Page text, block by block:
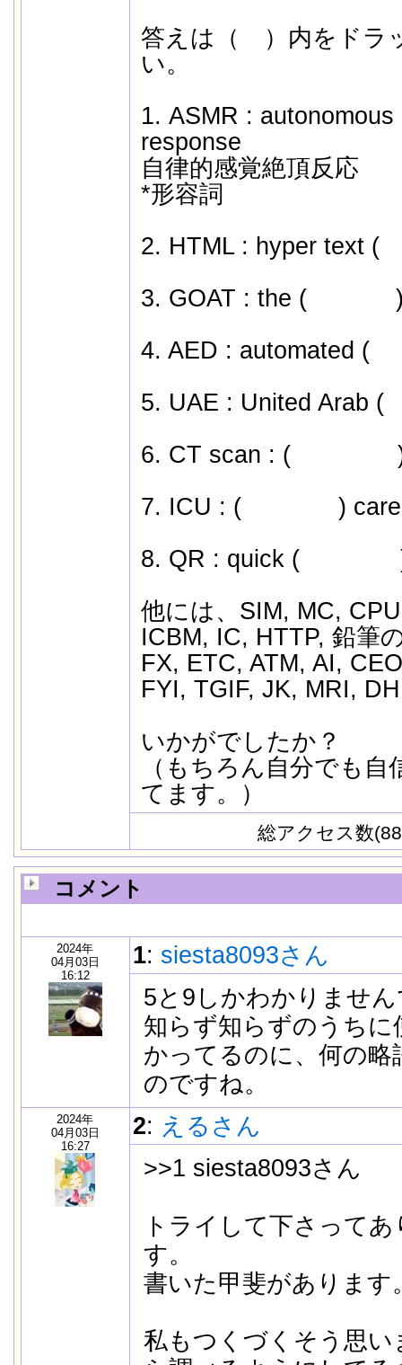
答えは（ ）内をドラ
い。
1. ASMR : autonomous
response
自律的感覚絶頂反応
*形容詞
2. HTML : hyper text (
3. GOAT : the (greatest
4. AED : automated (
5. UAE : United Arab (
6. CT scan : (computed
7. ICU : (intensive )
8. QR : quick (response
他には、SIM, MC,
ICBM, IC, HTTP, 鉛筆
FX, ETC, ATM, AI,
FYI, TGIF, JK, MRI,
いかがでしたか？
（もちろん自分でも
てます。）
総アクセス数
コメント
2024年
04月03日
16:12
1: siesta8093さん
5と9しかわかりませ
知らず知らずのうち
かってるのに、何の
のですね。
2024年
04月03日
16:27
2: えるさん
>>1 siesta8093さん
トライして下さって
す。
書いた甲斐があります
私もつくづくそう思い